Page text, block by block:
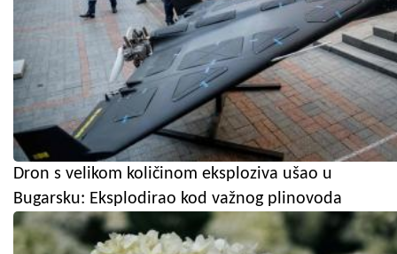
Dron s velikom količinom eksploziva ušao u
Bugarsku: Eksplodirao kod važnog plinovoda